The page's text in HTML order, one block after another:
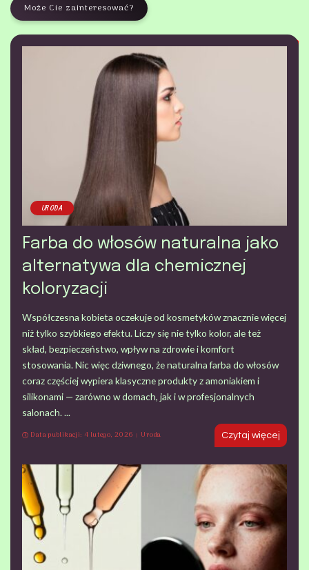
Może Cie zainteresować?
URODA
Farba do włosów naturalna jako
alternatywa dla chemicznej
koloryzacji
Współczesna kobieta oczekuje od kosmetyków znacznie więcej
niż tylko szybkiego efektu. Liczy się nie tylko kolor, ale też
skład, bezpieczeństwo, wpływ na zdrowie i komfort
stosowania. Nic więc dziwnego, że naturalna farba do włosów
coraz częściej wypiera klasyczne produkty z amoniakiem i
silikonami — zarówno w domach, jak i w profesjonalnych
salonach. ...
Data publikacji: 4 lutego, 2026
Uroda Czytaj więcej